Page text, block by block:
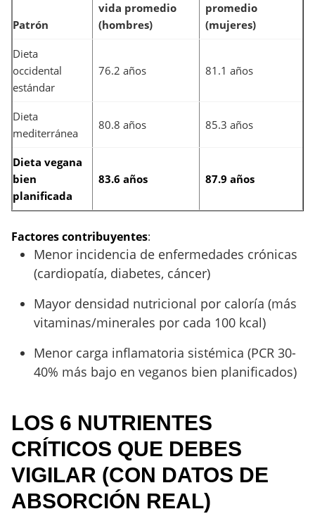
Patrón
vida promedio
(hombres)
promedio
(mujeres)
Dieta
occidental
estándar
76.2 años 81.1 años
Dieta
mediterránea
80.8 años 85.3 años
Dieta vegana
bien
planificada
83.6 años 87.9 años
Factores contribuyentes:
Menor incidencia de enfermedades crónicas
(cardiopatía, diabetes, cáncer)
Mayor densidad nutricional por caloría (más
vitaminas/minerales por cada 100 kcal)
Menor carga inflamatoria sistémica (PCR 30-
40% más bajo en veganos bien planificados)
LOS 6 NUTRIENTES
CRÍTICOS QUE DEBES
VIGILAR (CON DATOS DE
ABSORCIÓN REAL)